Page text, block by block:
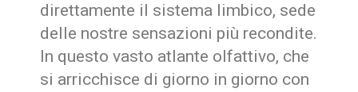
direttamente il sistema limbico, sede
delle nostre sensazioni più recondite.
In questo vasto atlante olfattivo, che
si arricchisce di giorno in giorno con